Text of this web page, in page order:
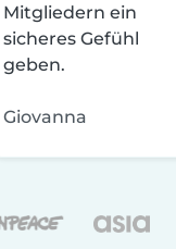
Mitgliedern ein
sicheres Gefühl
geben.
Giovanna